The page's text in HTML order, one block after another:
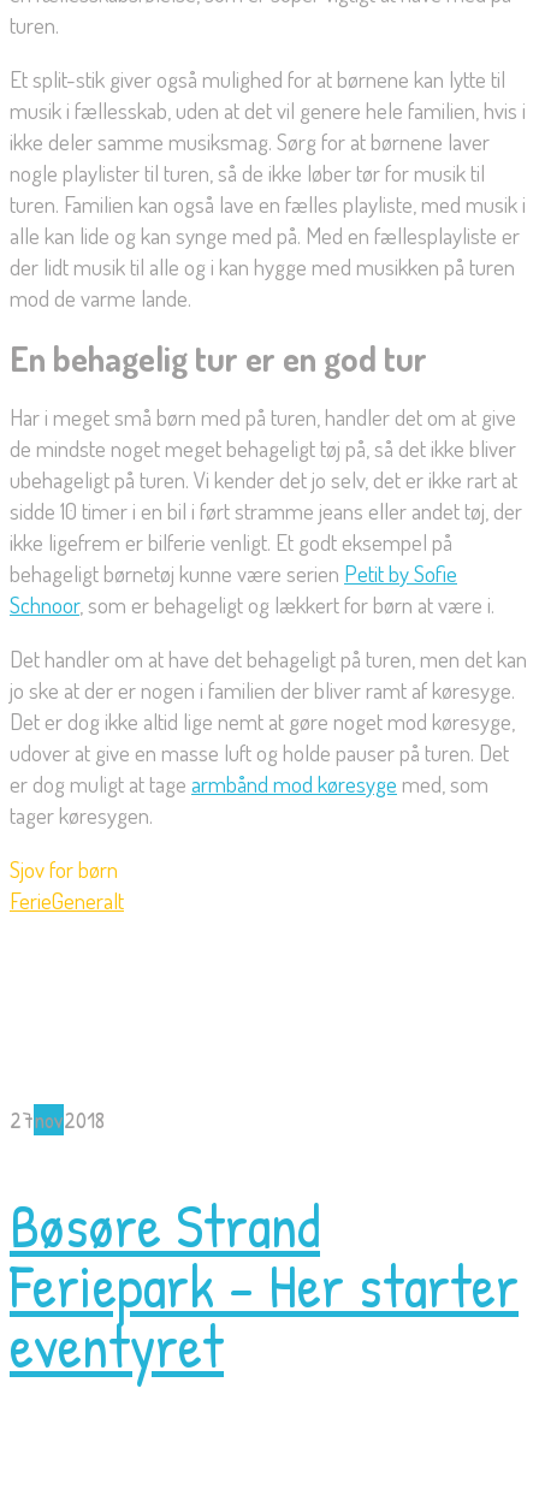
turen.
Et split-stik giver også mulighed for at børnene kan lytte til
musik i fællesskab, uden at det vil genere hele familien, hvis i
ikke deler samme musiksmag. Sørg for at børnene laver
nogle playlister til turen, så de ikke løber tør for musik til
turen. Familien kan også lave en fælles playliste, med musik i
alle kan lide og kan synge med på. Med en fællesplayliste er
der lidt musik til alle og i kan hygge med musikken på turen
mod de varme lande.
En behagelig tur er en god tur
Har i meget små børn med på turen, handler det om at give
de mindste noget meget behageligt tøj på, så det ikke bliver
ubehageligt på turen. Vi kender det jo selv, det er ikke rart at
sidde 10 timer i en bil i ført stramme jeans eller andet tøj, der
ikke ligefrem er bilferie venligt. Et godt eksempel på
behageligt børnetøj kunne være serien Petit by Sofie
Schnoor, som er behageligt og lækkert for børn at være i.
Det handler om at have det behageligt på turen, men det kan
jo ske at der er nogen i familien der bliver ramt af køresyge.
Det er dog ikke altid lige nemt at gøre noget mod køresyge,
udover at give en masse luft og holde pauser på turen. Det
er dog muligt at tage armbånd mod køresyge med, som
tager køresygen.
Sjov for børn
FerieGeneralt
27nov2018
Bøsøre Strand
Feriepark – Her starter
eventyret